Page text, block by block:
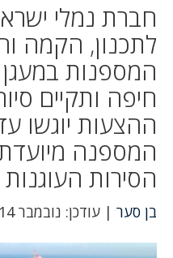
חברת נמלי
לתכנון, הקמה
המספנות
המספנה
הסירות
בן סער | עודכן: נובמבר 14, 2023